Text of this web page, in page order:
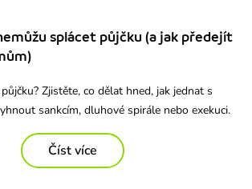
splácet půjčku (a jak předejít
Zjistěte, co dělat hned, jak jednat s
sankcím, dluhové spirále nebo exekuci.
Číst více